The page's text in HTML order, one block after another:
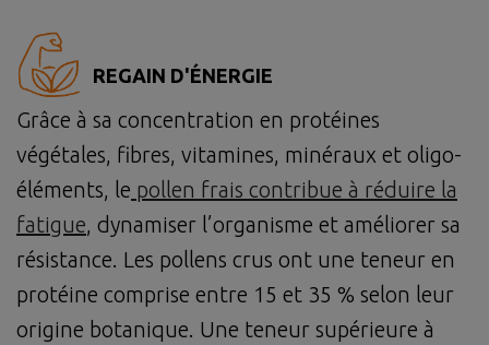
REGAIN D'ÉNERGIE
Grâce à sa concentration en protéines
végétales, fibres, vitamines, minéraux et oligo-
éléments, le pollen frais contribue à réduire la
fatigue, dynamiser l’organisme et améliorer sa
résistance. Les pollens crus ont une teneur en
protéine comprise entre 15 et 35 % selon leur
origine botanique. Une teneur supérieure à